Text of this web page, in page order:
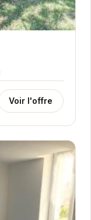
Voir l'offre